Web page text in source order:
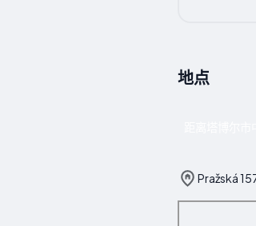
地点
Pražská